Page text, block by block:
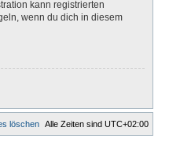
kann registrierten
wenn du dich in diesem
Alle Zeiten sind UTC+02:00
löschen